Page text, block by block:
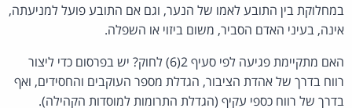
במחלוקת בין התובע לאמו של הנער, וגם אם התובע פועל למניעתה,
אינה, בעיני האדם הסביר, משום ביזוי או השפלה.
האם מתקיימת פגיעה לפי סעיף 2(6) לחוק? יש בפרסום כדי ליצור
רווח בדרך של אהדת הציבור, הגדלת מספר העוקבים והחסידים, ואף
בדרך של רווח כספי עקיף (הגדלת התרומות למוסדות הקהילה).